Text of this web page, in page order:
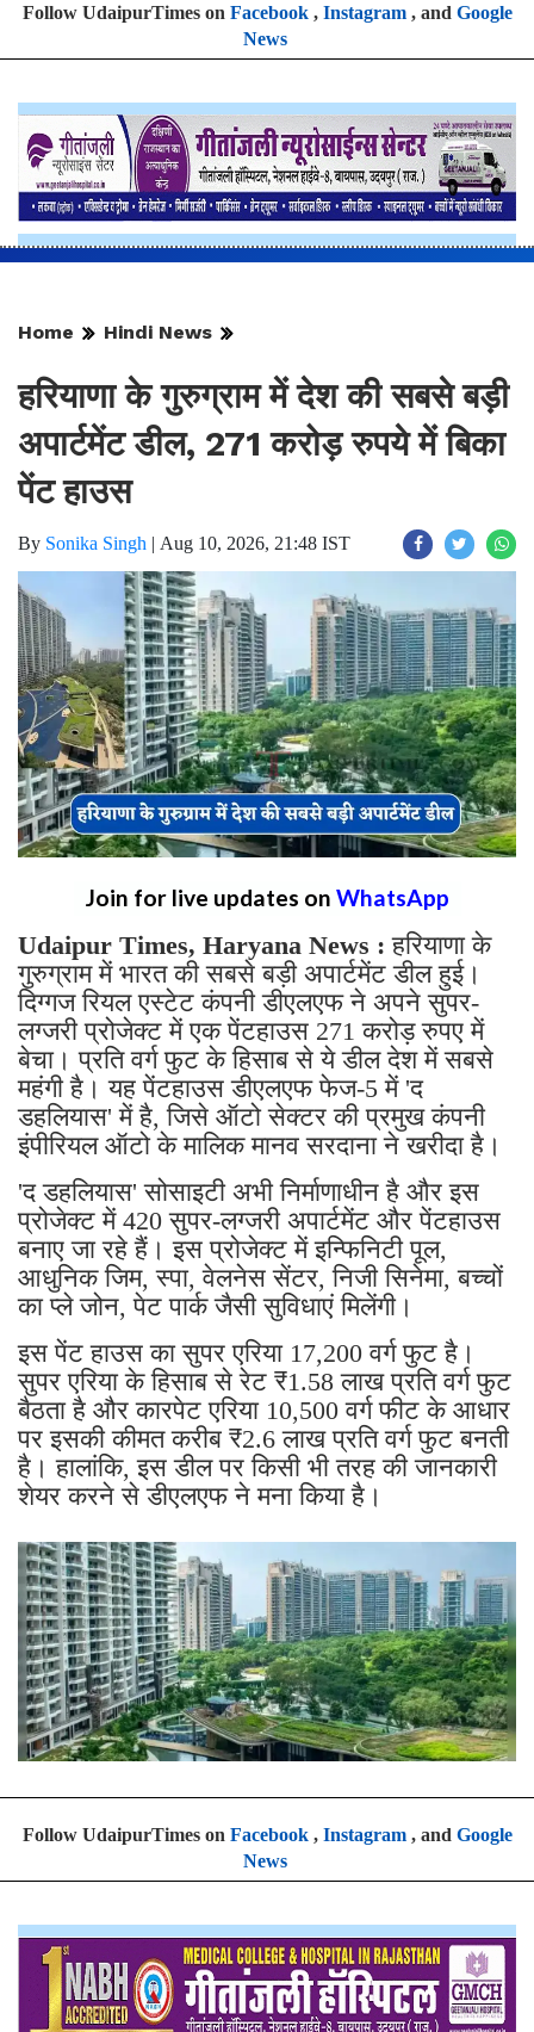
Follow UdaipurTimes on Facebook, Instagram, and Google
News
Home Hindi News
हरियाणा के गुरुग्राम में देश की सबसे बड़ी
अपार्टमेंट डील, 271 करोड़ रुपये में बिका
पेंट हाउस
By Sonika Singh | Aug 10, 2026, 21:48 IST
Join for live updates on WhatsApp
Udaipur Times, Haryana News :हरियाणा के
गुरुग्राम में भारत की सबसे बड़ी अपार्टमेंट डील हुई।
दिग्गज रियल एस्टेट कंपनी डीएलएफ ने अपने सुपर-
लग्जरी प्रोजेक्ट में एक पेंटहाउस 271 करोड़ रुपए में
बेचा। प्रति वर्ग फुट के हिसाब से ये डील देश में सबसे
महंगी है। यह पेंटहाउस डीएलएफ फेज-5 में 'द
डहलियास' में है, जिसे ऑटो सेक्टर की प्रमुख कंपनी
इंपीरियल ऑटो के मालिक मानव सरदाना ने खरीदा है।
'द डहलियास' सोसाइटी अभी निर्माणाधीन है और इस
प्रोजेक्ट में 420 सुपर-लग्जरी अपार्टमेंट और पेंटहाउस
बनाए जा रहे हैं। इस प्रोजेक्ट में इन्फिनिटी पूल,
आधुनिक जिम, स्पा, वेलनेस सेंटर, निजी सिनेमा, बच्चों
का प्ले जोन, पेट पार्क जैसी सुविधाएं मिलेंगी।
इस पेंट हाउस का सुपर एरिया 17,200 वर्ग फुट है।
सुपर एरिया के हिसाब से रेट ₹1.58 लाख प्रति वर्ग फुट
बैठता है और कारपेट एरिया 10,500 वर्ग फीट के आधार
पर इसकी कीमत करीब ₹2.6 लाख प्रति वर्ग फुट बनती
है। हालांकि, इस डील पर किसी भी तरह की जानकारी
शेयर करने से डीएलएफ ने मना किया है।
Follow UdaipurTimes on Facebook, Instagram, and Google
News